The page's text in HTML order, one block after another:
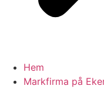
Hem
Markfirma på